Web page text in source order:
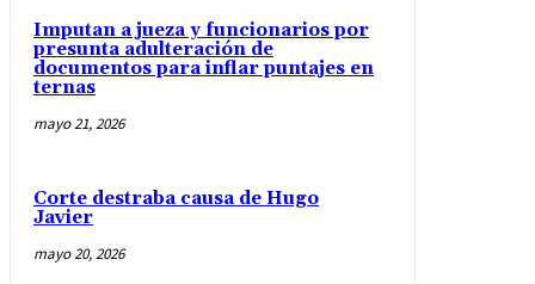
Imputan a jueza y funcionarios por
presunta adulteración de
documentos para inflar puntajes en
ternas
mayo 21, 2026
Corte destraba causa de Hugo
Javier
mayo 20, 2026